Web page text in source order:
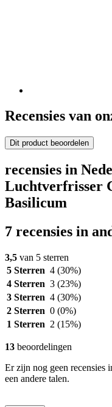
Recensies van
Dit product beoordelen
recensies in
Luchtverfrisser
Basilicum
7 recensies in
3,5 van 5 sterren
5 Sterren 4 (30%)
4 Sterren 3 (23%)
3 Sterren 4 (30%)
2 Sterren 0 (0%)
1 Sterren 2 (15%)
13 beoordelingen
Er zijn nog geen recensies
een andere talen.